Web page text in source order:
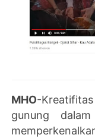
MHO-
gunung